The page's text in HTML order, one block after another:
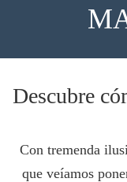
Descubre
Con tremenda
que veíamos